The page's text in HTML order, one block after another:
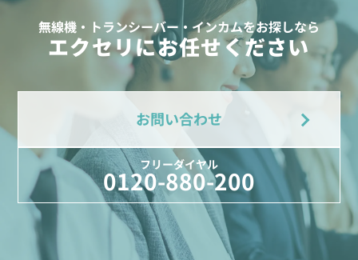
無線機・トランシーバー・インカムをお探しなら
エクセリにお任せください
お問い合わせ
フリーダイヤル
0120-880-200